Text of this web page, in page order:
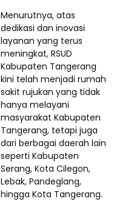
Menurutnya, atas
dedikasi dan inovasi
layanan yang terus
meningkat, RSUD
Kabupaten Tangerang
kini telah menjadi rumah
sakit rujukan yang tidak
hanya melayani
masyarakat Kabupaten
Tangerang, tetapi juga
dari berbagai daerah lain
seperti Kabupaten
Serang, Kota Cilegon,
Lebak, Pandeglang,
hingga Kota Tangerang.